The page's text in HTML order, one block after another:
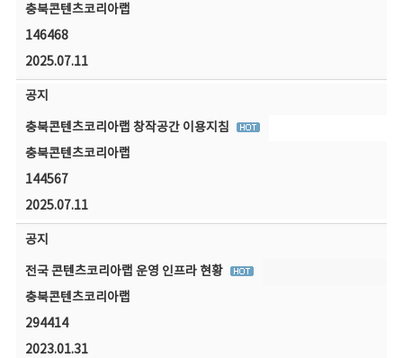
충북콘텐츠코리아랩
146468
2025.07.11
공지
충북콘텐츠코리아랩 창작공간 이용지침
충북콘텐츠코리아랩
144567
2025.07.11
공지
전국 콘텐츠코리아랩 운영 인프라 현황
충북콘텐츠코리아랩
294414
2023.01.31